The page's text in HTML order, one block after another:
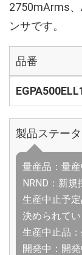
2750mArms
ンサです。
品番
製品ステー
量産品：量産
NRND：新規
生産中止予
決められてい
生産中止品
開発中：開